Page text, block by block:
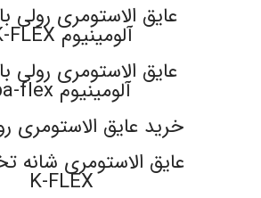
عایق الاستومری رولی
آلومینیوم K-FLEX
عایق الاستومری رولی
آلومینیوم pa-flex
خرید عایق الاستومری
عایق الاستومری شانه
K-FLEX